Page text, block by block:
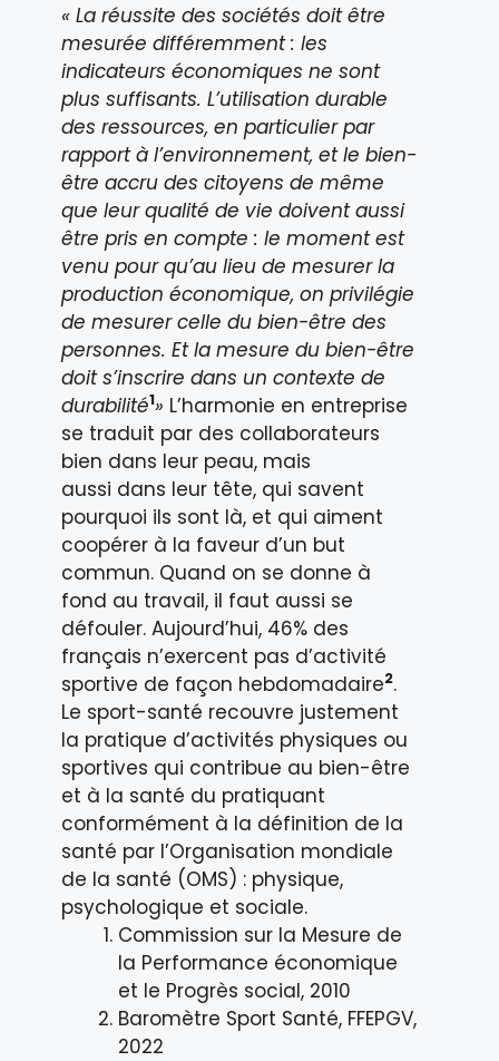
« La réussite des sociétés doit être
mesurée différemment : les
indicateurs économiques ne sont
plus suffisants. L’utilisation durable
des ressources, en particulier par
rapport à l’environnement, et le bien-
être accru des citoyens de même
que leur qualité de vie doivent aussi
être pris en compte : le moment est
venu pour qu’au lieu de mesurer la
production économique, on privilégie
de mesurer celle du bien-être des
personnes. Et la mesure du bien-être
doit s’inscrire dans un contexte de
durabilité1» L’harmonie en entreprise
se traduit par des collaborateurs
bien dans leur peau, mais
aussi dans leur tête, qui savent
pourquoi ils sont là, et qui aiment
coopérer à la faveur d’un but
commun. Quand on se donne à
fond au travail, il faut aussi se
défouler. Aujourd’hui, 46% des
français n’exercent pas d’activité
sportive de façon hebdomadaire2.
Le sport-santé recouvre justement
la pratique d’activités physiques ou
sportives qui contribue au bien-être
et à la santé du pratiquant
conformément à la définition de la
santé par l’Organisation mondiale
de la santé (OMS) : physique,
psychologique et sociale.
Commission sur la Mesure de
la Performance économique
et le Progrès social, 2010
Baromètre Sport Santé, FFEPGV,
2022